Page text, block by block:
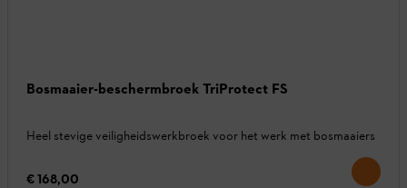
Bosmaaier-beschermbroek TriProtect FS
Heel stevige veiligheidswerkbroek voor het werk met bosmaaiers
€ 168,00